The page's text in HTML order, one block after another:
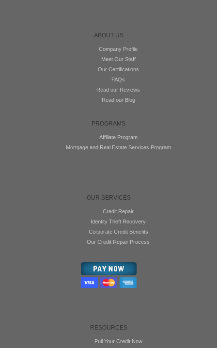
ABOUT US
Company Profile
Meet Our Staff
Our Certifications
FAQs
Read our Reviews
Read our Blog
PROGRAMS
Affiliate Program
Mortgage and Real Estate Services Program
OUR SERVICES
Credit Repair
Identity Theft Recovery
Corporate Credit Benefits
Our Credit Repair Process
RESOURCES
Pull Your Credit Now